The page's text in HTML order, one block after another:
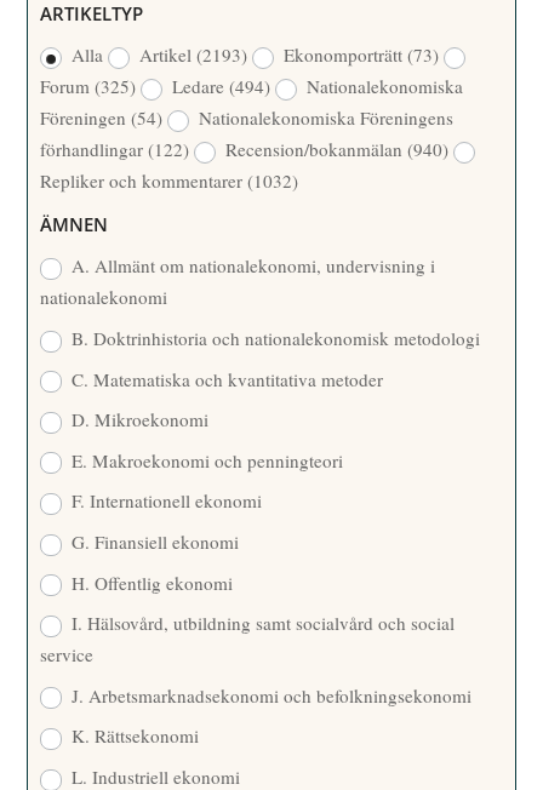
/
Å
R
R
F
A
T
T
A
R
ARTIKELTYP
Alla
Artikel(2193) Ekonomporträtt(73)
Forum(325) Ledare(494)
Nationalekonomiska
Föreningen(54)
Nationalekonomiska Föreningens
förhandlingar(122) Recension/bokanmälan(940)
Repliker och kommentarer(1032)
ÄMNEN
A. Allmänt om nationalekonomi, undervisning i
nationalekonomi
B. Doktrinhistoria och nationalekonomisk metodologi
C. Matematiska och kvantitativa metoder
D. Mikroekonomi
E. Makroekonomi och penningteori
F. Internationell ekonomi
G. Finansiell ekonomi
H. Offentlig ekonomi
I. Hälsovård, utbildning samt socialvård och social
service
J. Arbetsmarknadsekonomi och befolkningsekonomi
K. Rättsekonomi
L. Industriell ekonomi